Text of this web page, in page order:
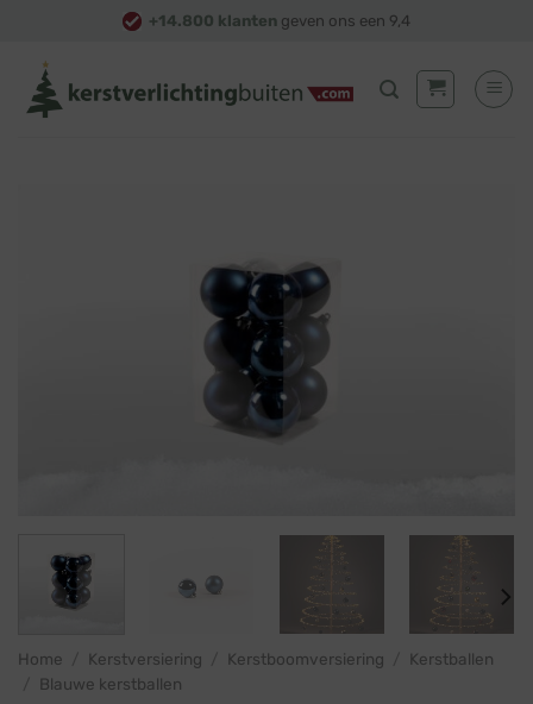
content
+14.800 klanten geven ons een 9,4
Home Kerstversiering Kerstboomversiering
Kerstballen
Blauwe kerstballen